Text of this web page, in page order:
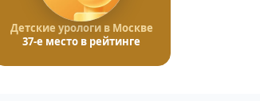
Детские урологи в Москве
37-е место в рейтинге